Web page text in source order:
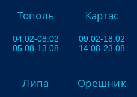
Тополь
04.02-08.02
05.08-13.08
Картас
09.02-18.02
14.08-23.08
Липа Орешник